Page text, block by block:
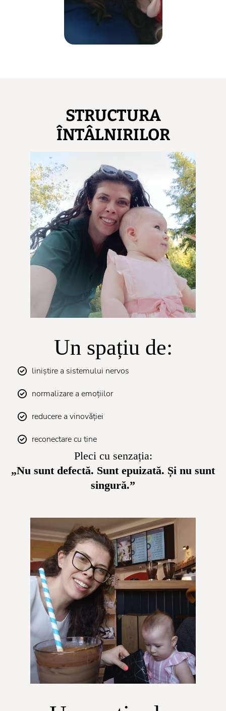
STRUCTURA
ÎNTÂLNIRILOR
Un spațiu de:
liniștire a sistemului nervos
normalizare a emoțiilor
reducere a vinovăției
reconectare cu tine
Pleci cu senzația:
„Nu sunt defectă. Sunt epuizată. Și nu sunt
singură.”